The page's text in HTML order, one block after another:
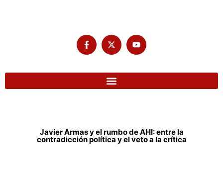
Javier Armas y el rumbo de AHI: entre la
contradicción política y el veto a la crítica